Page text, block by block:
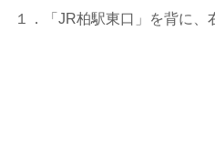
１．「JR柏駅東口」を背に、